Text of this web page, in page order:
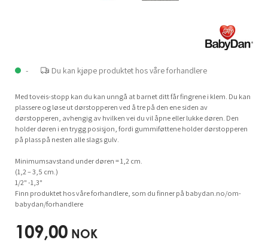
- Du kan kjøpe produktet hos våre forhandlere
Med toveis-stopp kan du kan unngå at barnet ditt får fingrene i klem. Du kan
plassere og løse ut dørstopperen ved å tre på den ene siden av
dørstopperen, avhengig av hvilken vei du vil åpne eller lukke døren. Den
holder døren i en trygg posisjon, fordi gummiføttene holder dørstopperen
på plass på nesten alle slags gulv.
Minimumsavstand under døren = 1,2 cm.
(1,2 – 3,5 cm.)
1/2" -1,3"
Finn produktet hos våre forhandlere, som du finner på babydan.no/om-
babydan/forhandlere
109,00 NOK